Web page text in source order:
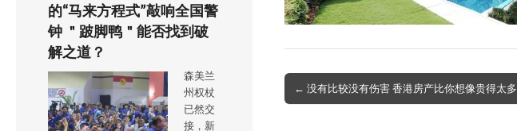
Post
navigation
← 没有比较没有伤害 香港房产比你想像贵得太多
的“马来方程式”敲响全国警
钟 ＂跛脚鸭＂能否找到破
解之道？
森美兰
州权杖
已然交
接，新